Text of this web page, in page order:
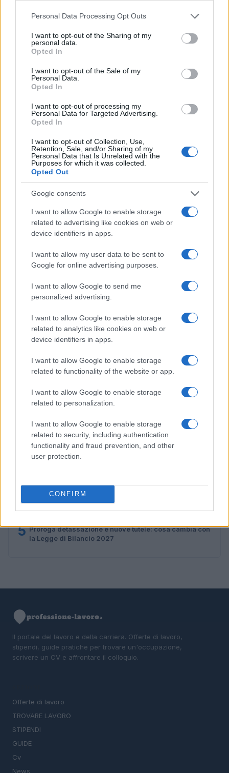
Please note that this website/app uses one or more Google
not limited to your visit or usage behaviour. You may click to
grant or deny consent to Google and its third-party tags to
use your data for below specified purposes in below Google
consent section.
Personal Data Processing Opt Outs
I want to opt-out of the Sharing of my
personal data.
Opted In
I want to opt-out of the Sale of my
Personal Data.
Opted In
I want to opt-out of processing my
Personal Data for Targeted Advertising.
Opted In
I want to opt-out of Collection, Use,
Retention, Sale, and/or Sharing of my
Personal Data that Is Unrelated with the
Purposes for which it was collected.
Opted Out
Google consents
I want to allow Google to enable storage
related to advertising like cookies on web or
device identifiers in apps.
I want to allow my user data to be sent to
Google for online advertising purposes.
I want to allow Google to send me
personalized advertising.
I want to allow Google to enable storage
related to analytics like cookies on web or
device identifiers in apps.
I want to allow Google to enable storage
related to functionality of the website or app.
I want to allow Google to enable storage
related to personalization.
I want to allow Google to enable storage
related to security, including authentication
functionality and fraud prevention, and other
user protection.
CONFIRM
70° anniversario della tragedia di Marcinelle: omaggi
e riflessioni
Andrea Innocenti · 9 Ago 2026
BREAKING NEWS
Codice della strada 2026: tutte le modifiche in
discussione
anticipazioni
La candidatura di Irsina per Capitale Italiana della
Cultura 2029
4 il cast
5 Proroga detassazione e nuove tutele: cosa cambia con
la Legge di Bilancio 2027
Il portale del lavoro e della carriera. Offerte di lavoro,
stipendi, guide pratiche per trovare un'occupazione,
scrivere un CV e affrontare il colloquio.
Offerte di lavoro
TROVARE LAVORO
STIPENDI
GUIDE
Cv
News